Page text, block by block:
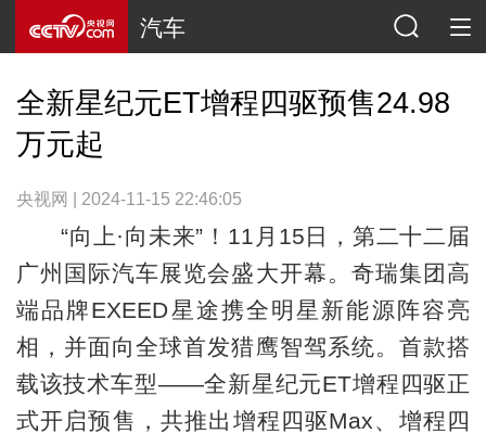
汽车
全新星纪元ET增程四驱预售24.98
万元起
央视网 | 2024-11-15 22:46:05
“向上·向未来”！11月15日，第二十二届
广州国际汽车展览会盛大开幕。奇瑞集团高
端品牌EXEED星途携全明星新能源阵容亮
相，并面向全球首发猎鹰智驾系统。首款搭
载该技术车型——全新星纪元ET增程四驱正
式开启预售，共推出增程四驱Max、增程四